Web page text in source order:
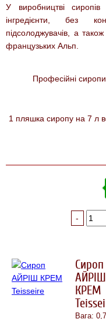
У виробництві сиропів
інгредієнти, без
підсолоджувачів, а
французьких Альп.
Професійні
1 пляшка сиропу на 7 л
Сироп
АЙРІШ
КРЕМ
Вага: